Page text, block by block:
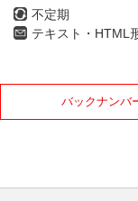
不定期
テキスト・HTML
バックナンバ
10月
2021年
1月
7月